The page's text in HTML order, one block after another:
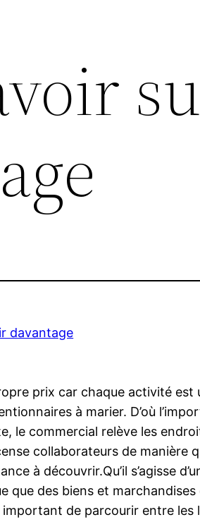
davantage
prix car chaque activité
à marier. D’où
le commercial relève les
collaborateurs de manière
à découvrir.Qu’il s’agisse
que des biens et
de parcourir entre